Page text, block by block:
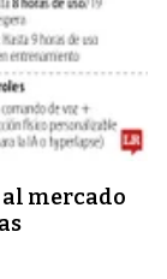
al mercado